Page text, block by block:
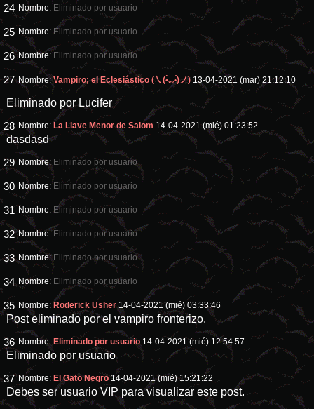
24 Nombre: Eliminado por usuario
25 Nombre: Eliminado por usuario
26 Nombre: Eliminado por usuario
27 Nombre:Vampiro; el Eclesiástico (㇏(•̀ᵥᵥ•́)ノ) 13-04-2021 (mar) 21:12:10
Eliminado por Lucifer
28 Nombre: La Llave Menor de Salom 14-04-2021 (mié) 01:23:52
dasdasd
29 Nombre: Eliminado por usuario
30 Nombre: Eliminado por usuario
31 Nombre: Eliminado por usuario
32 Nombre: Eliminado por usuario
33 Nombre: Eliminado por usuario
34 Nombre: Eliminado por usuario
35 Nombre: Roderick Usher 14-04-2021 (mié) 03:33:46
Post eliminado por el vampiro fronterizo.
36 Nombre: Eliminado por usuario 14-04-2021 (mié) 12:54:57
Eliminado por usuario
37 Nombre: El Gato Negro 14-04-2021 (mié) 15:21:22
Debes ser usuario VIP para visualizar este post.